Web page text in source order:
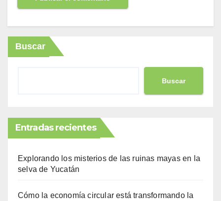
Buscar
Buscar
Entradas recientes
Explorando los misterios de las ruinas mayas en la
selva de Yucatán
Cómo la economía circular está transformando la